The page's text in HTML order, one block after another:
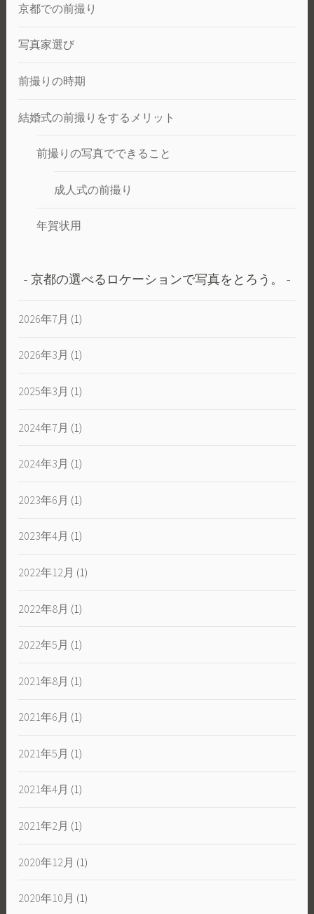
京都での前撮り
写真家選び
前撮りの時期
結婚式の前撮りをするメリット
前撮りの写真でできること
成人式の前撮り
年賀状用
京都の選べるロケーションで写真をとろう。
2026年7月 (1)
2026年3月 (1)
2025年3月 (1)
2024年7月 (1)
2024年3月 (1)
2023年6月 (1)
2023年4月 (1)
2022年12月 (1)
2022年8月 (1)
2022年5月 (1)
2021年8月 (1)
2021年6月 (1)
2021年5月 (1)
2021年4月 (1)
2021年2月 (1)
2020年12月 (1)
2020年10月 (1)